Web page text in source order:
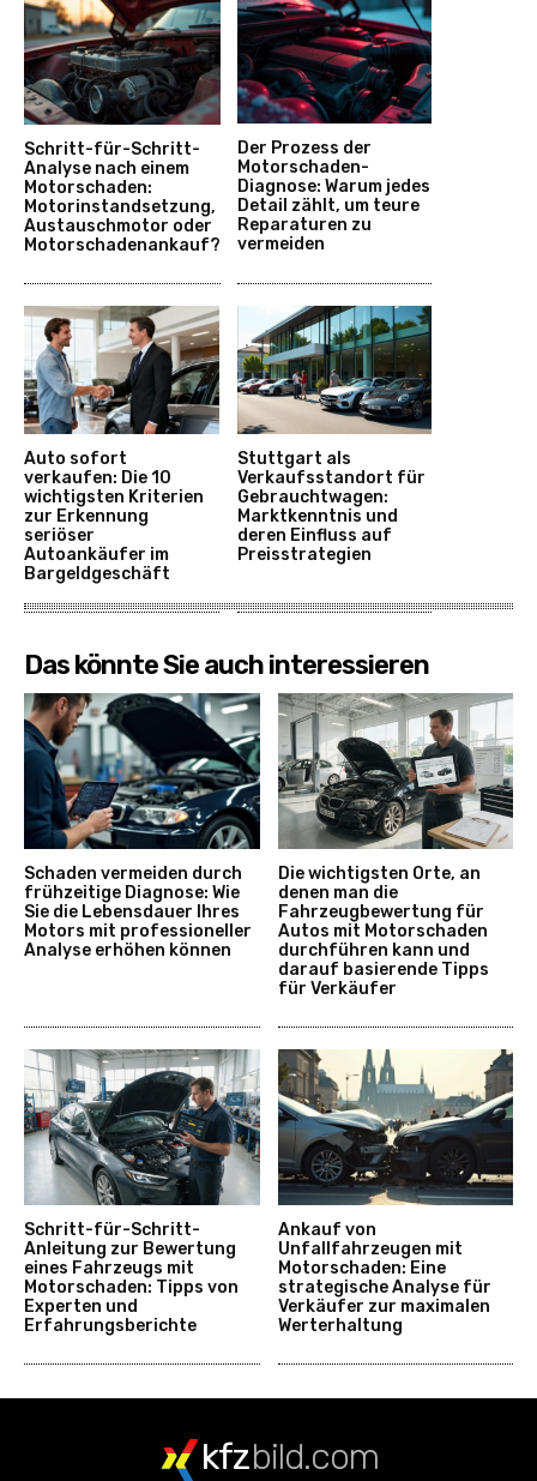
Schritt-für-Schritt-
Analyse nach einem
Motorschaden:
Motorinstandsetzung,
Austauschmotor oder
Motorschadenankauf?
Der Prozess der
Motorschaden-
Diagnose: Warum jedes
Detail zählt, um teure
Reparaturen zu
vermeiden
Auto sofort
verkaufen: Die 10
wichtigsten Kriterien
zur Erkennung
seriöser
Autoankäufer im
Bargeldgeschäft
Stuttgart als
Verkaufsstandort für
Gebrauchtwagen:
Marktkenntnis und
deren Einfluss auf
Preisstrategien
Das könnte Sie auch interessieren
Schaden vermeiden durch
frühzeitige Diagnose: Wie
Sie die Lebensdauer Ihres
Motors mit professioneller
Analyse erhöhen können
Die wichtigsten Orte, an
denen man die
Fahrzeugbewertung für
Autos mit Motorschaden
durchführen kann und
darauf basierende Tipps
für Verkäufer
Schritt-für-Schritt-
Anleitung zur Bewertung
eines Fahrzeugs mit
Motorschaden: Tipps von
Experten und
Erfahrungsberichte
Ankauf von
Unfallfahrzeugen mit
Motorschaden: Eine
strategische Analyse für
Verkäufer zur maximalen
Werterhaltung
kfzbild.com